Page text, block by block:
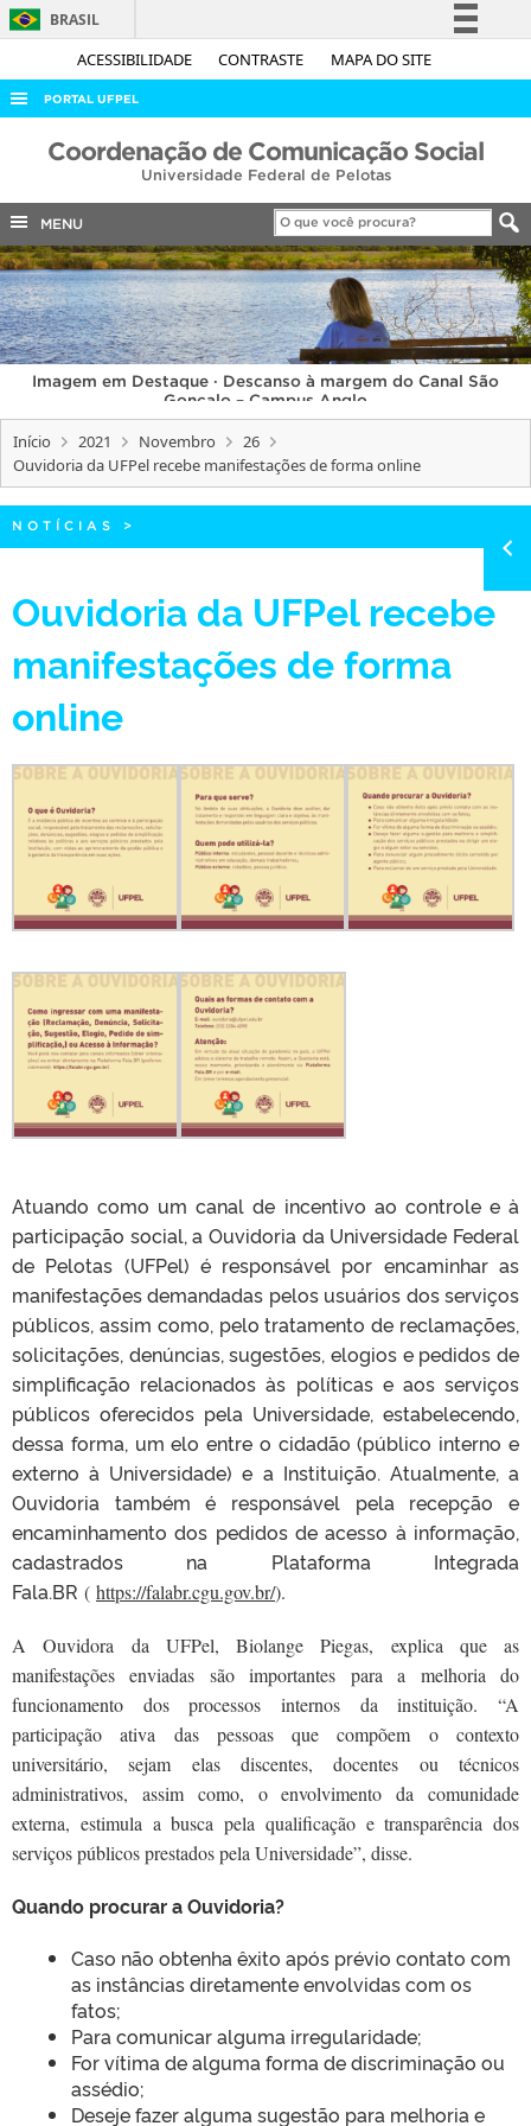
ACESSIBILIDADE CONTRASTE MAPA DO SITE
BRASIL
Simplifique!
Acesso à informação
Legislação
Canais
PORTAL UFPEL
ACESSO À INFORMAÇÃO
COBALTO
CONCURSOS
EDITAIS
INTERNACIONAL
OUVIDORIA
PORTARIAS
TELEFONES
Coordenação de Comunicação Social
Universidade Federal de Pelotas
MENU
Imagem em Destaque · Descanso à margem do Canal São
Gonçalo – Campus Anglo
Início 2021 Novembro
26
Ouvidoria da UFPel recebe manifestações de forma online
NOTÍCIAS >
Ouvidoria da UFPel recebe
manifestações de forma
online
Atuando como um canal de incentivo ao controle e à
participação social, a Ouvidoria da Universidade Federal
de Pelotas (UFPel) é responsável por encaminhar as
manifestações demandadas pelos usuários dos serviços
públicos, assim como, pelo tratamento de reclamações,
solicitações, denúncias, sugestões, elogios e pedidos de
simplificação relacionados às políticas e aos serviços
públicos oferecidos pela Universidade, estabelecendo,
dessa forma, um elo entre o cidadão (público interno e
externo à Universidade) e a Instituição. Atualmente, a
Ouvidoria também é responsável pela recepção e
encaminhamento dos pedidos de acesso à informação,
cadastrados na Plataforma Integrada
Fala.BR ( https://falabr.cgu.gov.br/).
A Ouvidora da UFPel, Biolange Piegas, explica que as
manifestações enviadas são importantes para a melhoria do
funcionamento dos processos internos da instituição. “A
participação ativa das pessoas que compõem o contexto
universitário, sejam elas discentes, docentes ou técnicos
administrativos, assim como, o envolvimento da comunidade
externa, estimula a busca pela qualificação e transparência dos
serviços públicos prestados pela Universidade”, disse.
Quando procurar a Ouvidoria?
Caso não obtenha êxito após prévio contato com
as instâncias diretamente envolvidas com os
fatos;
Para comunicar alguma irregularidade;
For vítima de alguma forma de discriminação ou
assédio;
Deseje fazer alguma sugestão para melhoria e